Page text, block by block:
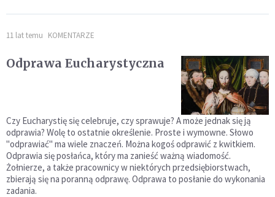
11 lat temu KOMENTARZE
Odprawa Eucharystyczna
Czy Eucharystię się celebruje, czy sprawuje? A może jednak się ją
odprawia? Wolę to ostatnie określenie. Proste i wymowne. Słowo
"odprawiać" ma wiele znaczeń. Można kogoś odprawić z kwitkiem.
Odprawia się posłańca, który ma zanieść ważną wiadomość.
Żołnierze, a także pracownicy w niektórych przedsiębiorstwach,
zbierają się na poranną odprawę. Odprawa to posłanie do wykonania
zadania.